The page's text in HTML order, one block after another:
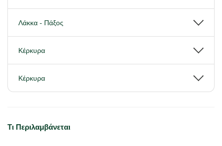
Λάκκα - Πάξος
Κέρκυρα
Κέρκυρα
Τι Περιλαμβάνεται